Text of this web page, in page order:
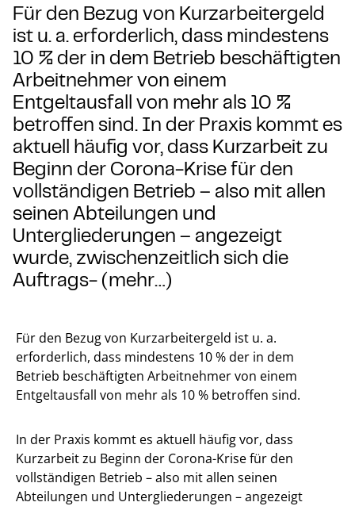
Für den Bezug von Kurzarbeitergeld
ist u. a. erforderlich, dass mindestens
10 % der in dem Betrieb beschäftigten
Arbeitnehmer von einem
Entgeltausfall von mehr als 10 %
betroffen sind. In der Praxis kommt es
aktuell häufig vor, dass Kurzarbeit zu
Beginn der Corona-Krise für den
vollständigen Betrieb – also mit allen
seinen Abteilungen und
Untergliederungen – angezeigt
wurde, zwischenzeitlich sich die
Auftrags- (mehr…)
Für den Bezug von Kurzarbeitergeld ist u. a.
erforderlich, dass mindestens 10 % der in dem
Betrieb beschäftigten Arbeitnehmer von einem
Entgeltausfall von mehr als 10 % betroffen sind.
In der Praxis kommt es aktuell häufig vor, dass
Kurzarbeit zu Beginn der Corona-Krise für den
vollständigen Betrieb – also mit allen seinen
Abteilungen und Untergliederungen – angezeigt